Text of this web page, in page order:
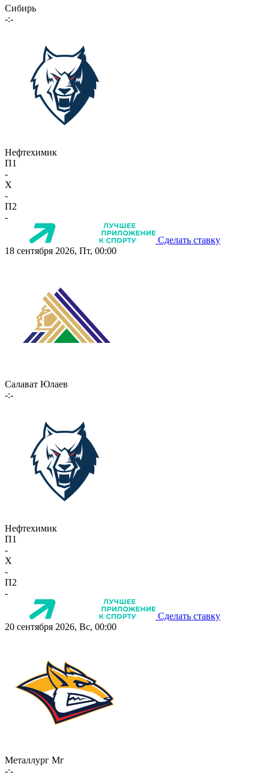
Сибирь
-:-
Нефтехимик
П1
-
X
-
П2
-
Сделать ставку
18 сентября 2026, Пт, 00:00
Салават Юлаев
-:-
Нефтехимик
П1
-
X
-
П2
-
Сделать ставку
20 сентября 2026, Вс, 00:00
Металлург Мг
-:-